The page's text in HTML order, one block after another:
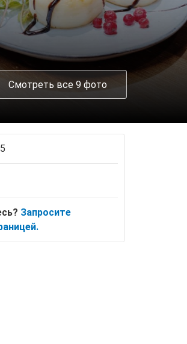
Смотреть все 9 фото
Запросите